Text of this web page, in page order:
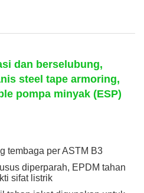
dan berselubung,
steel tape armoring,
pompa minyak (ESP)
tembaga per ASTM B3
diperparah, EPDM tahan
sifat listrik